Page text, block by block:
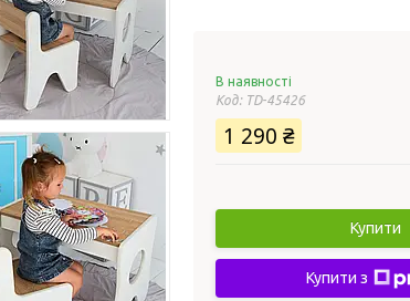
В наявності
Код: TD-45426
1 290 ₴
Купити
Купити з